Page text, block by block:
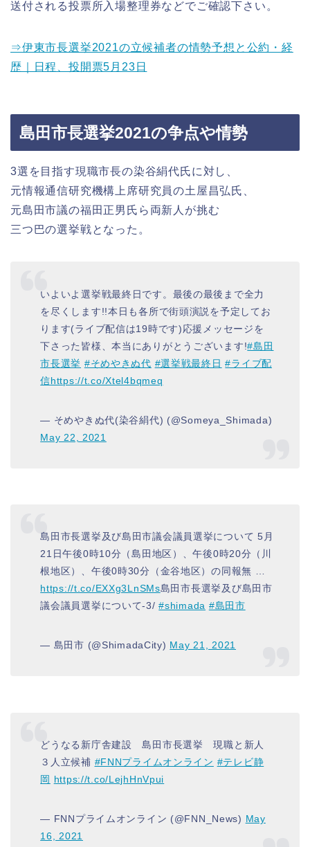
送付される投票所入場整理券などでご確認下さい。
⇒伊東市長選挙2021の立候補者の情勢予想と公約・経
歴｜日程、投開票5月23日
島田市長選挙2021の争点や情勢
3選を目指す現職市長の染谷絹代氏に対し、
元情報通信研究機構上席研究員の土屋昌弘氏、
元島田市議の福田正男氏ら両新人が挑む
三つ巴の選挙戦となった。
いよいよ選挙戦最終日です。最後の最後まで全力
を尽くします!!本日も各所で街頭演説を予定してお
ります(ライブ配信は19時です)応援メッセージを
下さった皆様、本当にありがとうございます!#島田
市長選挙 #そめやきぬ代 #選挙戦最終日 #ライブ配
信https://t.co/Xtel4bqmeq
— そめやきぬ代(染谷絹代) (@Someya_Shimada)
May 22, 2021
島田市長選挙及び島田市議会議員選挙について 5月
21日午後0時10分（島田地区）、午後0時20分（川
根地区）、午後0時30分（金谷地区）の同報無 …
https://t.co/EXXg3LnSMs島田市長選挙及び島田市
議会議員選挙について-3/#shimada #島田市
— 島田市 (@ShimadaCity) May 21, 2021
どうなる新庁舎建設 島田市長選挙 現職と新人
３人立候補 #FNNプライムオンライン #テレビ静
岡 https://t.co/LejhHnVpui
— FNNプライムオンライン (@FNN_News) May
16, 2021